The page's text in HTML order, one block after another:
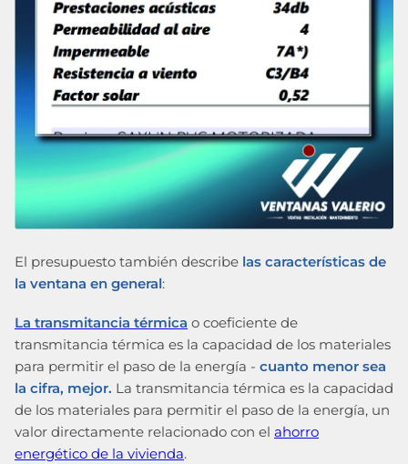
El presupuesto también describe las características de
la ventana en general:
La transmitancia térmica o coeficiente de
transmitancia térmica es la capacidad de los materiales
para permitir el paso de la energía - cuanto menor sea
la cifra, mejor. La transmitancia térmica es la capacidad
de los materiales para permitir el paso de la energía, un
valor directamente relacionado con el ahorro
energético de la vivienda.